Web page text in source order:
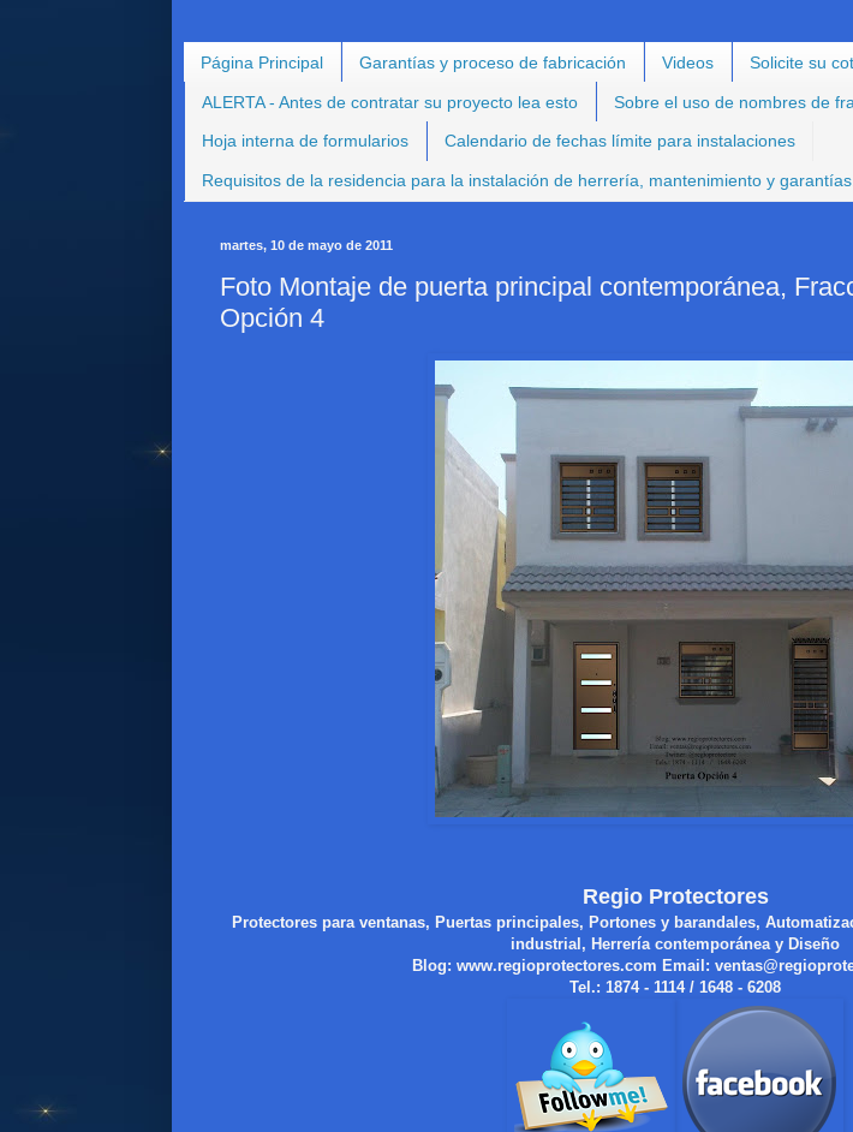
Página Principal Garantías y proceso de fabricación Videos Solicite su
ALERTA - Antes de contratar su proyecto lea esto Sobre el uso de nombres de
Hoja interna de formularios Calendario de fechas límite para instalaciones
Requisitos de la residencia para la instalación de herrería, mantenimiento y garantías.
martes, 10 de mayo de 2011
Foto Montaje de puerta principal contemporánea,
Opción 4
Regio Protectores
Protectores para ventanas, Puertas principales, Portones y barandales,
industrial, Herrería contemporánea y Diseño
Blog: www.regioprotectores.com Email:
Tel.: 1874 - 1114 / 1648 - 6208